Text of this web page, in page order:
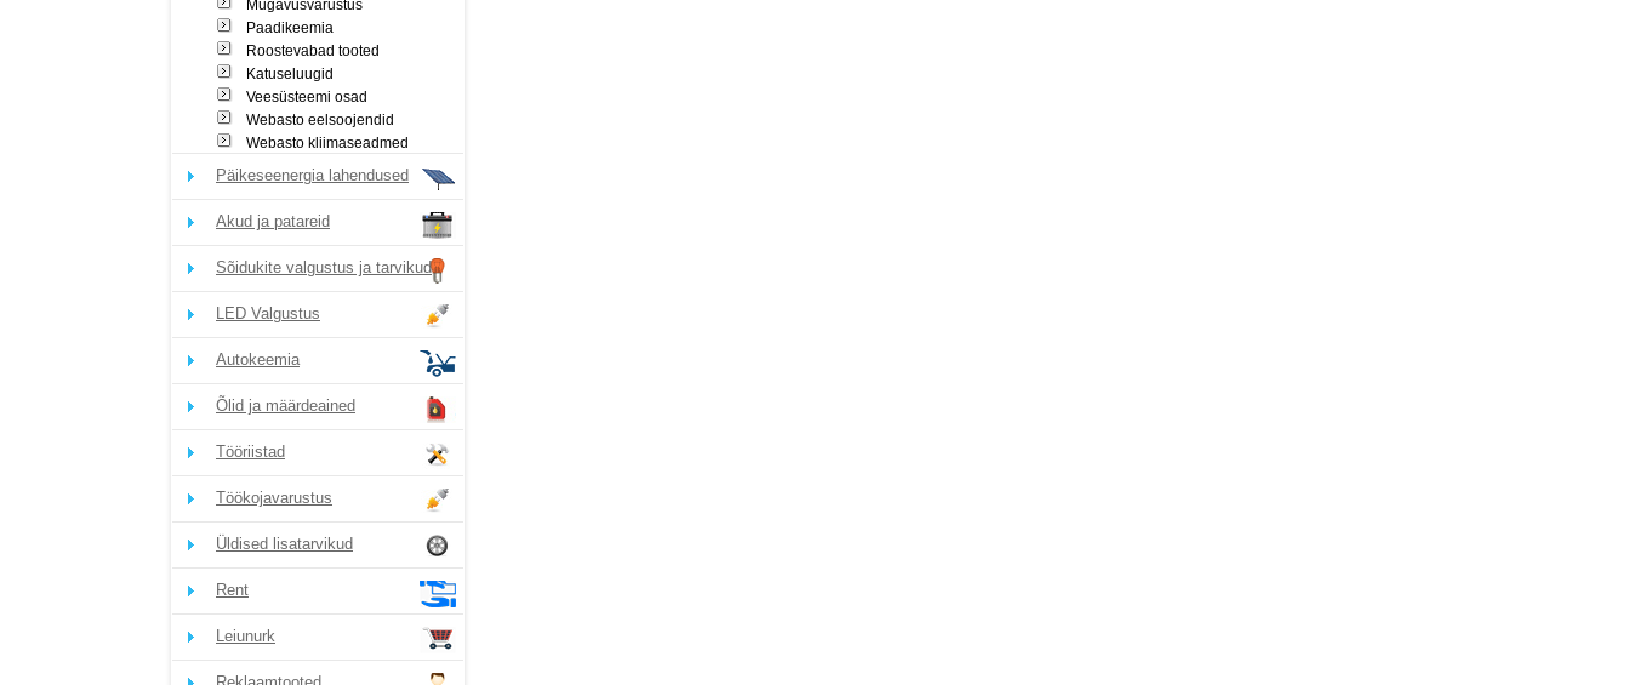
Mugavusvarustus
Paadikeemia
Roostevabad tooted
Katuseluugid
Veesüsteemi osad
Webasto eelsoojendid
Webasto kliimaseadmed
Päikeseenergia lahendused
Akud ja patareid
Sõidukite valgustus ja tarvikud
LED Valgustus
Autokeemia
Õlid ja määrdeained
Tööriistad
Töökojavarustus
Üldised lisatarvikud
Rent
Leiunurk